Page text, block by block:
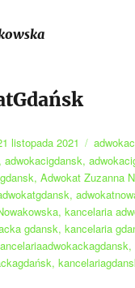
listopada 2021 Tagi
,adwokacigdansk,
,Adwokat Zuzanna
,
,kancelaria
gdansk,kancelaria
,
,